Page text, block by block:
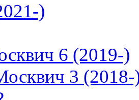
)
6 (2019-)
3 (2018-